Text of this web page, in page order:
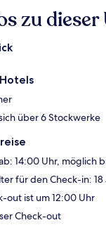
zu
über 6 Stockwerke
14:00 Uhr, möglich
für den Check-in: 18
out ist um 12:00 Uhr
Check-out